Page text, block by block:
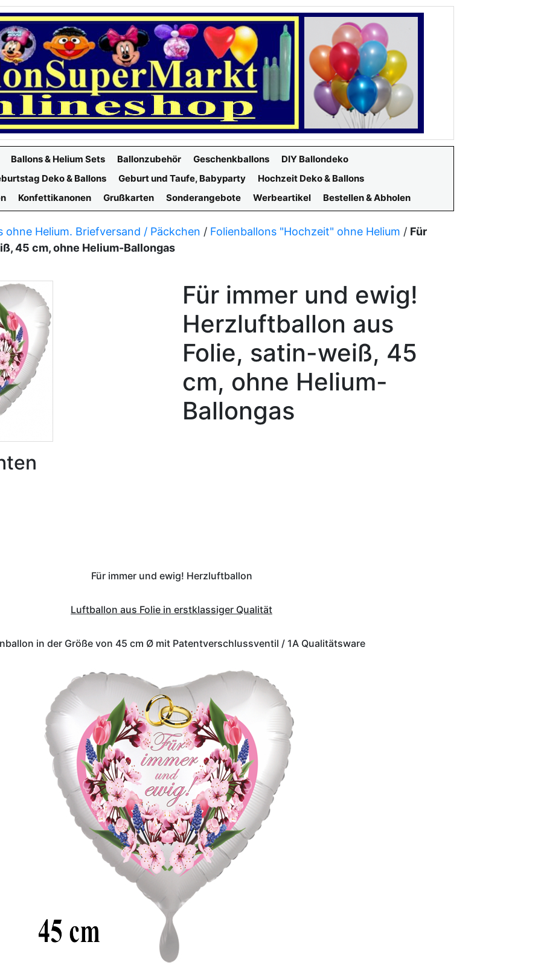
Ballons & Helium Sets Ballonzubehör Geschenkballons
DIY Ballondeko
Deko & Ballons
Geburt und Taufe, Babyparty
Hochzeit Deko & Ballons
Konfettikanonen Grußkarten Sonderangebote Werbeartikel Bestellen & Abholen
ohne Helium. Briefversand / Päckchen / Folienballons "Hochzeit" ohne Helium / Für
45 cm, ohne Helium-Ballongas
Für immer und ewig!
Herzluftballon aus
Folie, satin-weiß, 45
cm, ohne Helium-
Ballongas
Für immer und ewig! Herzluftballon
Luftballon aus Folie in erstklassiger Qualität
in der Größe von 45 cm Ø mit Patentverschlussventil / 1A Qualitätsware